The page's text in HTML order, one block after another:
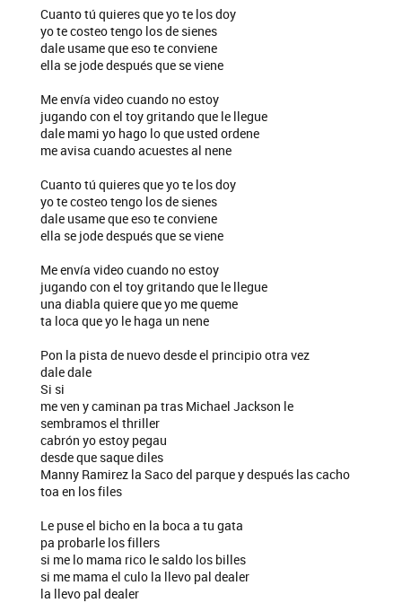
Cuanto tú quieres que yo te los doy
yo te costeo tengo los de sienes
dale usame que eso te conviene
ella se jode después que se viene
Me envía video cuando no estoy
jugando con el toy gritando que le llegue
dale mami yo hago lo que usted ordene
me avisa cuando acuestes al nene
Cuanto tú quieres que yo te los doy
yo te costeo tengo los de sienes
dale usame que eso te conviene
ella se jode después que se viene
Me envía video cuando no estoy
jugando con el toy gritando que le llegue
una diabla quiere que yo me queme
ta loca que yo le haga un nene
Pon la pista de nuevo desde el principio otra vez
dale dale
Si si
me ven y caminan pa tras Michael Jackson le
sembramos el thriller
cabrón yo estoy pegau
desde que saque diles
Manny Ramirez la Saco del parque y después las cacho
toa en los files
Le puse el bicho en la boca a tu gata
pa probarle los fillers
si me lo mama rico le saldo los billes
si me mama el culo la llevo pal dealer
la llevo pal dealer